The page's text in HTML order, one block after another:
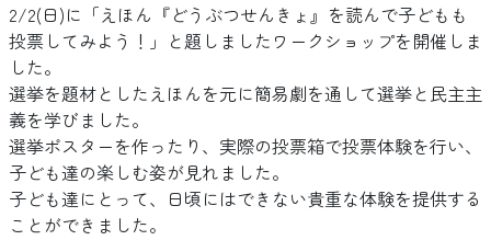
2/2(日)に「えほん『どうぶつせんきょ』を読んで子どもも
投票してみよう！」と題しましたワークショップを開催しま
した。
選挙を題材としたえほんを元に簡易劇を通して選挙と民主主
義を学びました。
選挙ポスターを作ったり、実際の投票箱で投票体験を行い、
子ども達の楽しむ姿が見れました。
子ども達にとって、日頃にはできない貴重な体験を提供する
ことができました。